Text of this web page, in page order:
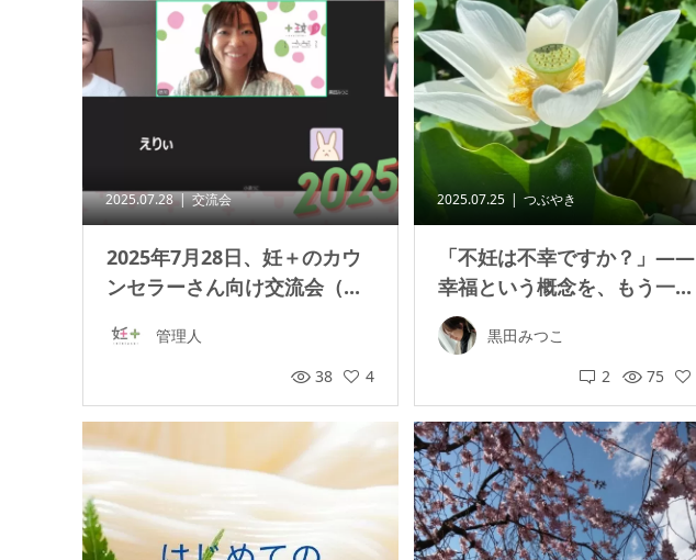
2025.07.28 交流会
2025年7月28日、妊＋のカウ
ンセラーさん向け交流会（...
管理人
38
4
2025.07.25 つぶやき
「不妊は不幸ですか？」——
幸福という概念を、もう一...
黒田みつこ
2
75